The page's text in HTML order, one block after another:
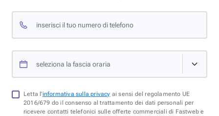
inserisci il tuo numero di telefono
seleziona la fascia oraria
Letta l'informativa sulla privacy ai sensi del regolamento UE
2016/679 do il consenso al trattamento dei dati personali per
ricevere contatti telefonici sulle offerte commerciali di Fastweb e